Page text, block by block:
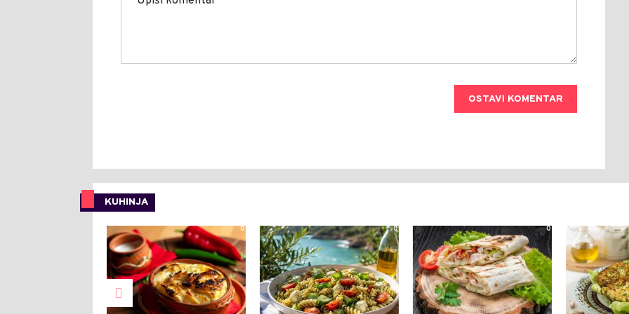
OSTAVI KOMENTAR
KUHINJA
0 0 0